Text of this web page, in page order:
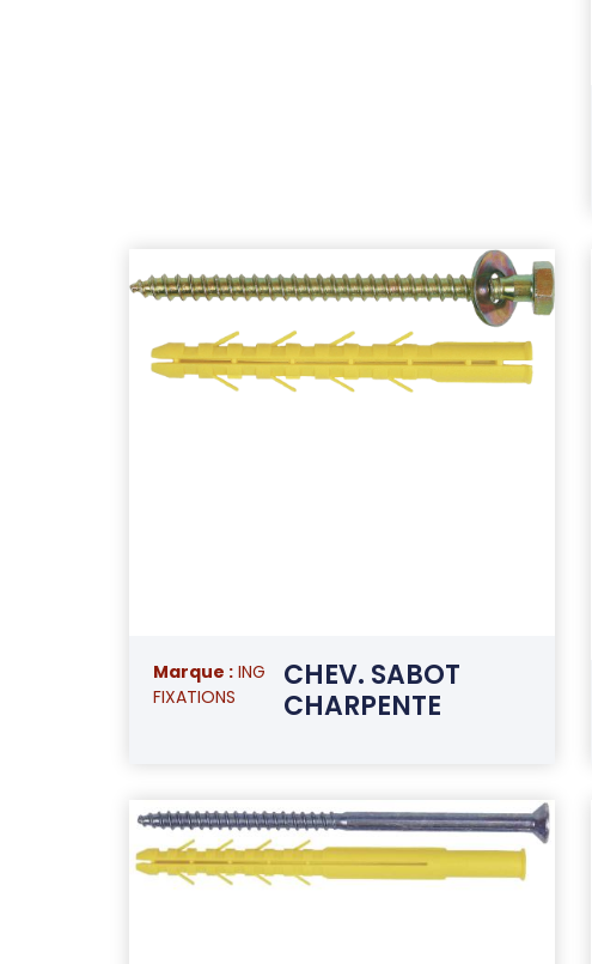
Marque : ING
FIXATIONS
CHEV. SABOT
CHARPENTE